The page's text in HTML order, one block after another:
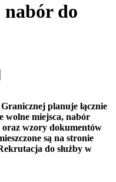
do
planuje łącznie
wolne miejsca, nabór
oraz wzory dokumentów
są na stronie
do służby w